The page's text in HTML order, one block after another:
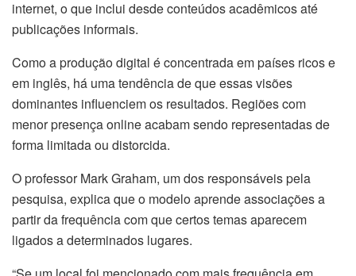
internet, o que inclui desde conteúdos acadêmicos até
publicações informais.
Como a produção digital é concentrada em países ricos e
em inglês, há uma tendência de que essas visões
dominantes influenciem os resultados. Regiões com
menor presença online acabam sendo representadas de
forma limitada ou distorcida.
O professor Mark Graham, um dos responsáveis pela
pesquisa, explica que o modelo aprende associações a
partir da frequência com que certos temas aparecem
ligados a determinados lugares.